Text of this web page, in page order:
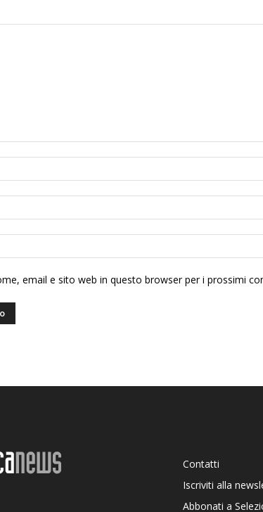
email e sito web in questo browser per i prossimi
Contatti
Iscriviti alla
Abbonati a